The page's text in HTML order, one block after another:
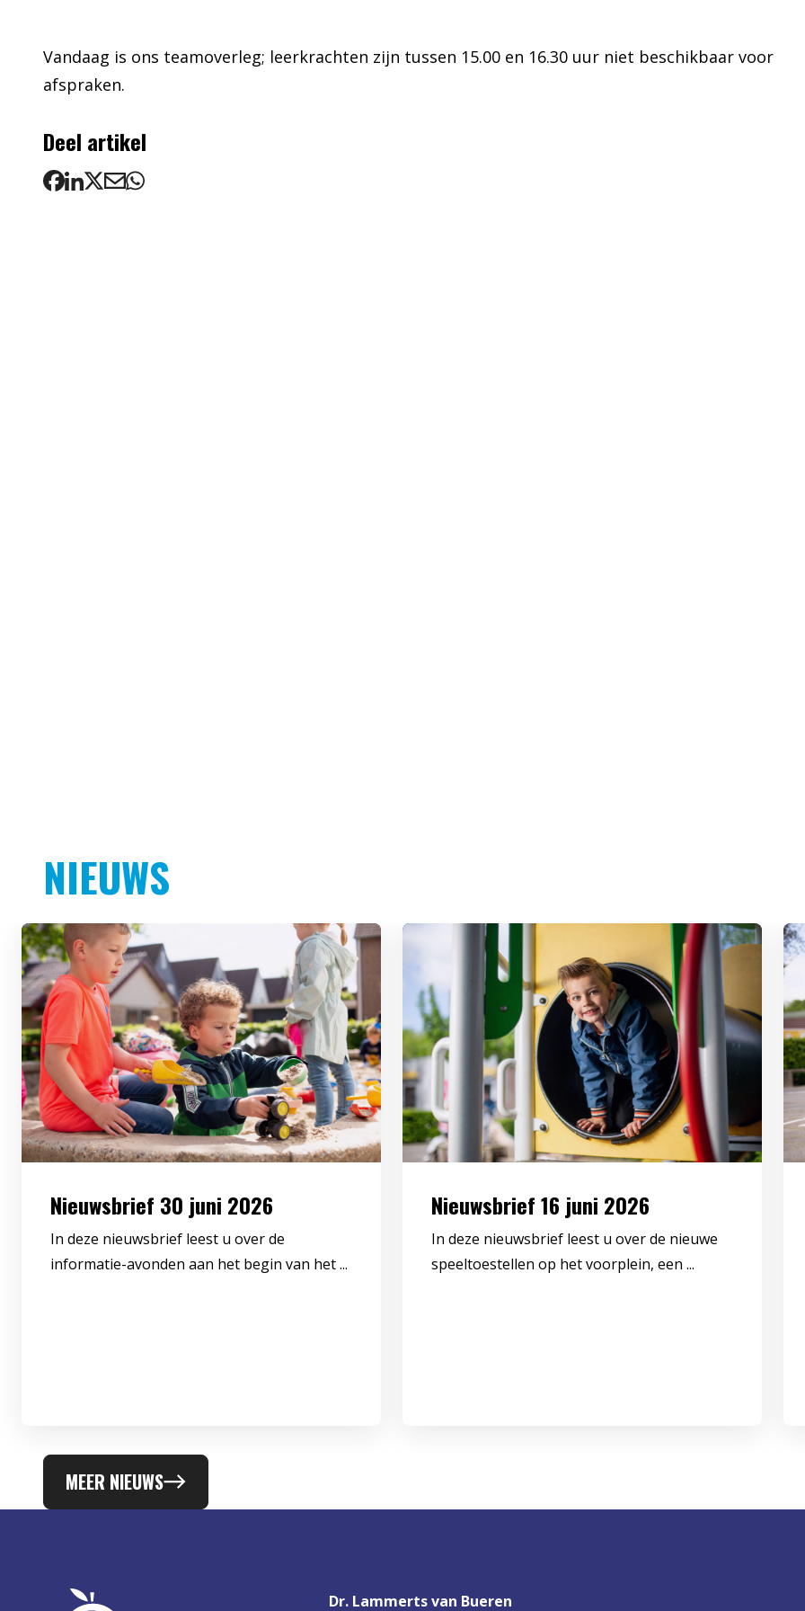
Vandaag is ons teamoverleg; leerkrachten zijn tussen 15.00 en 16.30 uur niet beschikbaar voor
afspraken.
Deel artikel
NIEUWS
Nieuwsbrief 30 juni 2026
In deze nieuwsbrief leest u over de
informatie-avonden aan het begin van het ...
Nieuwsbrief 16 juni 2026
In deze nieuwsbrief leest u over de nieuwe
speeltoestellen op het voorplein, een ...
MEER NIEUWS
Dr. Lammerts van Bueren